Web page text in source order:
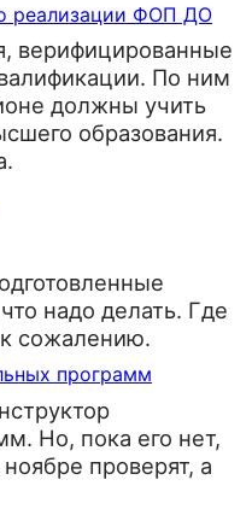
реализации ФОП ДО
верифицированные
По ним
должны учить
образования.
надо делать. Где
к сожалению.
программ
Но, пока его нет,
проверят, а